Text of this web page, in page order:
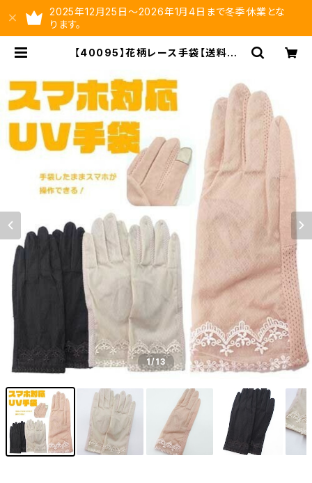
2025年12月25日～2026年1月4日まで冬季休業とな
ります。
【40095】花柄レース手袋【送料無
ス 抗菌手袋 防臭 UV手袋 通気
性 日焼け対策 スマホ対応 タッ
チパネル対応 感染対策 エレガン
ト ギフト プレゼント 贈り物 gl
ove | ysltd
1/13